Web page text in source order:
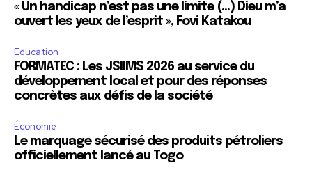
« Un handicap n’est pas une limite (…) Dieu m’a
ouvert les yeux de l’esprit », Fovi Katakou
Education
FORMATEC : Les JSIIMS 2026 au service du
développement local et pour des réponses
concrètes aux défis de la société
Économie
Le marquage sécurisé des produits pétroliers
officiellement lancé au Togo